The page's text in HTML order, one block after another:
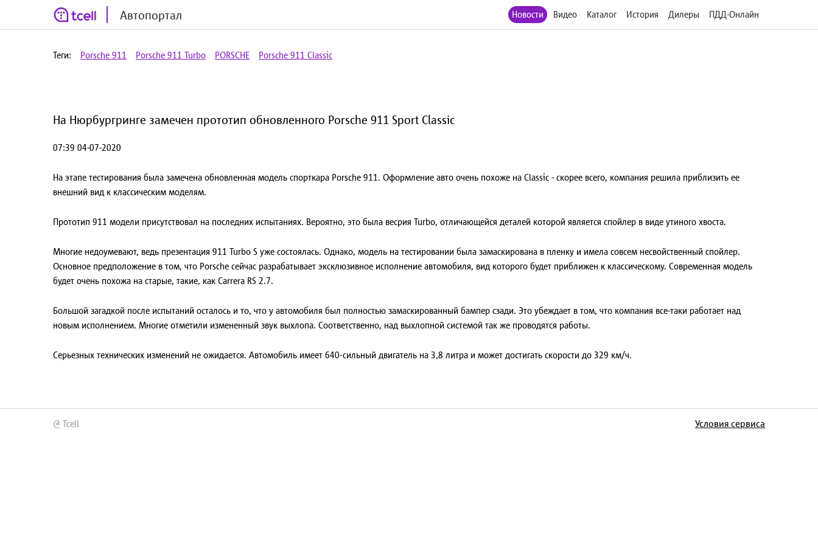
Автопортал Новости Видео Каталог История Дилеры ПДД-Онлайн
Теги: Porsche 911 Porsche 911 Turbo PORSCHE Porsche 911 Classic
На Нюрбургринге замечен прототип обновленного Porsche 911 Sport Classic
07:39 04-07-2020
На этапе тестирования была замечена обновленная модель спорткара Porsche 911. Оформление авто очень похоже на Classic - скорее всего, компания решила приблизить ее
внешний вид к классическим моделям.
Прототип 911 модели присутствовал на последних испытаниях. Вероятно, это была весрия Turbo, отличающейся деталей которой является спойлер в виде утиного хвоста.
Многие недоумевают, ведь презентация 911 Turbo S уже состоялась. Однако, модель на тестировании была замаскирована в пленку и имела совсем несвойственный спойлер.
Основное предположение в том, что Porsche сейчас разрабатывает эксклюзивное исполнение автомобиля, вид которого будет приближен к классическому. Современная модель
будет очень похожа на старые, такие, как Carrera RS 2.7.
Большой загадкой после испытаний осталось и то, что у автомобиля был полностью замаскированный бампер сзади. Это убеждает в том, что компания все-таки работает над
новым исполнением. Многие отметили измененный звук выхлопа. Соответственно, над выхлопной системой так же проводятся работы.
Серьезных технических изменений не ожидается. Автомобиль имеет 640-сильный двигатель на 3,8 литра и может достигать скорости до 329 км/ч.
@ Tcell Условия сервиса